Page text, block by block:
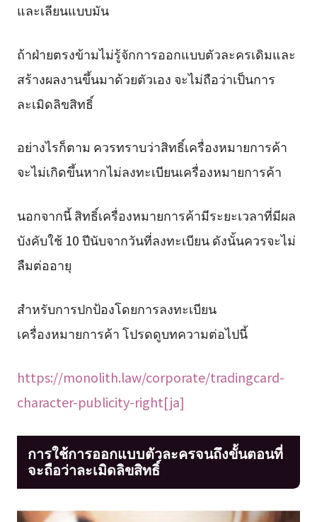
และเลียนแบบมัน
ถ้าฝ่ายตรงข้ามไม่รู้จักการออกแบบตัวละครเดิมและ
สร้างผลงานขึ้นมาด้วยตัวเอง จะไม่ถือว่าเป็นการ
ละเมิดลิขสิทธิ์
อย่างไรก็ตาม ควรทราบว่าสิทธิ์เครื่องหมายการค้า
จะไม่เกิดขึ้นหากไม่ลงทะเบียนเครื่องหมายการค้า
นอกจากนี้ สิทธิ์เครื่องหมายการค้ามีระยะเวลาที่มีผล
บังคับใช้ 10 ปีนับจากวันที่ลงทะเบียน ดังนั้นควรจะไม่
ลืมต่ออายุ
สำหรับการปกป้องโดยการลงทะเบียน
เครื่องหมายการค้า โปรดดูบทความต่อไปนี้
https://monolith.law/corporate/tradingcard-
character-publicity-right[ja]
การใช้การออกแบบตัวละครจนถึงขั้นตอนที่
จะถือว่าละเมิดลิขสิทธิ์